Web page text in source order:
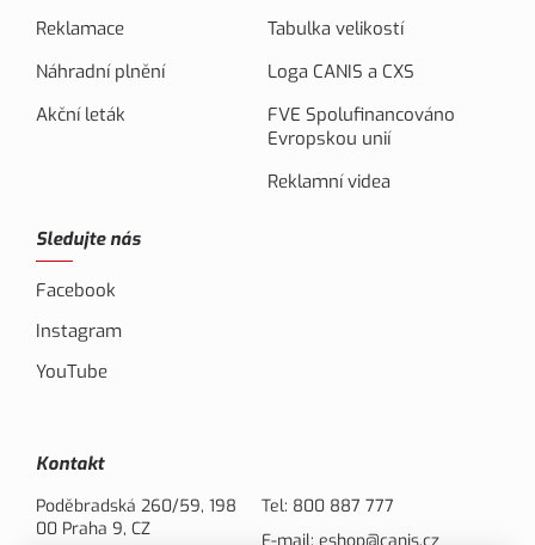
Reklamace
Náhradní plnění
Akční leták
Tabulka velikostí
Loga CANIS a CXS
FVE Spolufinancováno
Evropskou unií
Reklamní videa
Sledujte nás
Facebook
Instagram
YouTube
Kontakt
Poděbradská 260/59, 198
00 Praha 9, CZ
Tel: 800 887 777